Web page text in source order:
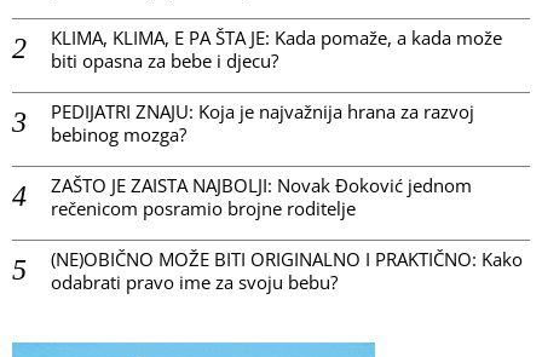
KLIMA, KLIMA, E PA ŠTA JE: Kada pomaže, a kada može
biti opasna za bebe i djecu?
PEDIJATRI ZNAJU: Koja je najvažnija hrana za razvoj
bebinog mozga?
ZAŠTO JE ZAISTA NAJBOLJI: Novak Đoković jednom
rečenicom posramio brojne roditelje
(NE)OBIČNO MOŽE BITI ORIGINALNO I PRAKTIČNO: Kako
odabrati pravo ime za svoju bebu?